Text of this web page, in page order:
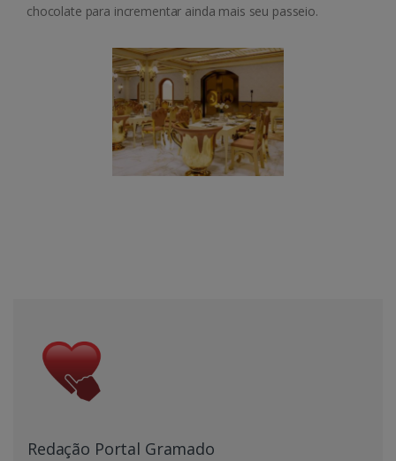
chocolate para incrementar ainda mais seu passeio.
Redação Portal Gramado